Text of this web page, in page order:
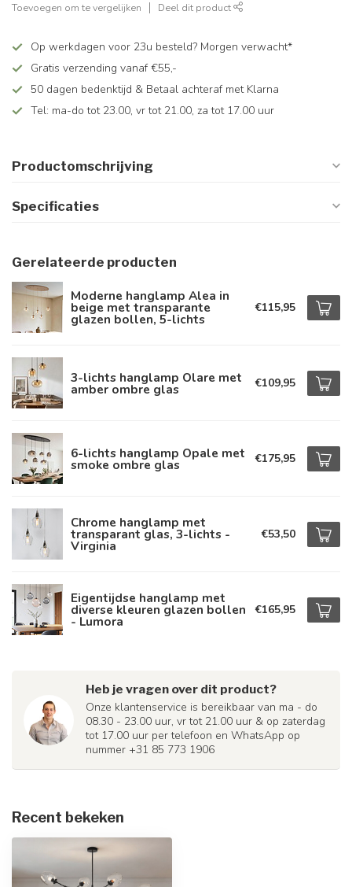
Toevoegen om te vergelijken Deel dit product
Op werkdagen voor 23u besteld? Morgen verwacht*
Gratis verzending vanaf €55,-
50 dagen bedenktijd & Betaal achteraf met Klarna
Tel: ma-do tot 23.00, vr tot 21.00, za tot 17.00 uur
Productomschrijving
Specificaties
Gerelateerde producten
Moderne hanglamp Alea in
beige met transparante
glazen bollen, 5-lichts
€115,95
3-lichts hanglamp Olare met
amber ombre glas €109,95
6-lichts hanglamp Opale met
smoke ombre glas €175,95
Chrome hanglamp met
transparant glas, 3-lichts -
Virginia
€53,50
Eigentijdse hanglamp met
diverse kleuren glazen bollen
- Lumora
€165,95
Heb je vragen over dit product?
Onze klantenservice is bereikbaar van ma - do
08.30 - 23.00 uur, vr tot 21.00 uur & op zaterdag
tot 17.00 uur per telefoon en WhatsApp op
nummer +31 85 773 1906
Recent bekeken